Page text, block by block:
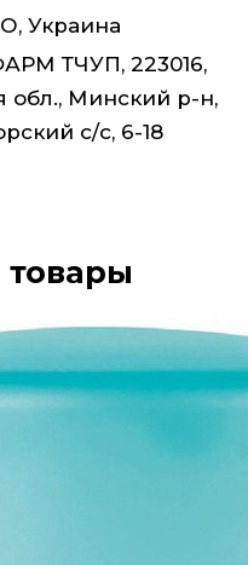
Украина
ТЧУП, 223016,
обл., Минский р-н,
с/с, 6-18